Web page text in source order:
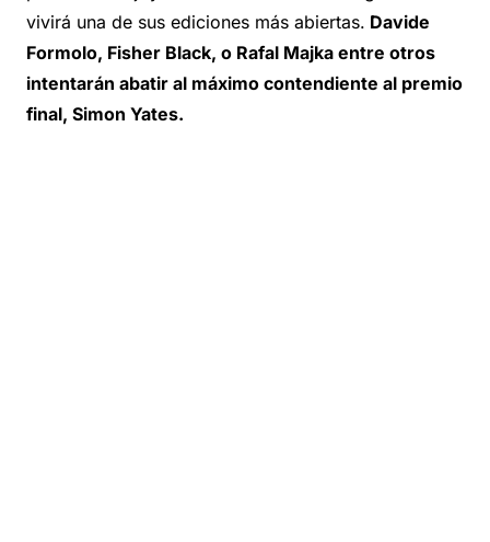
vivirá una de sus ediciones más abiertas. Davide
Formolo, Fisher Black, o Rafal Majka entre otros
intentarán abatir al máximo contendiente al premio
final, Simon Yates.